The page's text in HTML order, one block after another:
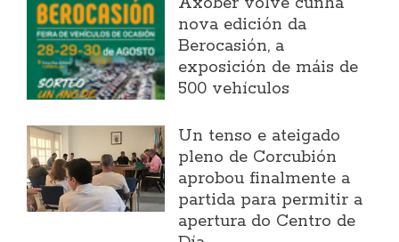
nova edición da
Berocasión, a
exposición de máis de
500 vehículos
Un tenso e ateigado
pleno de Corcubión
aprobou finalmente a
partida para permitir a
apertura do Centro de